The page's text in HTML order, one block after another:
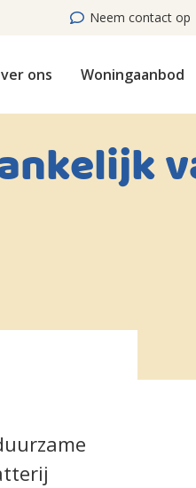
Neem contact op
ons Woningaanbod